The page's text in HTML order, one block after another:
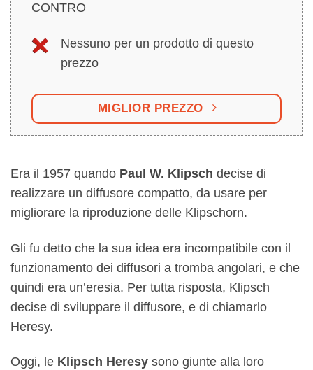
CONTRO
Nessuno per un prodotto di questo
prezzo
MIGLIOR PREZZO
Era il 1957 quando Paul W. Klipsch decise di
realizzare un diffusore compatto, da usare per
migliorare la riproduzione delle Klipschorn.
Gli fu detto che la sua idea era incompatibile con il
funzionamento dei diffusori a tromba angolari, e che
quindi era un’eresia. Per tutta risposta, Klipsch
decise di sviluppare il diffusore, e di chiamarlo
Heresy.
Oggi, le Klipsch Heresy sono giunte alla loro